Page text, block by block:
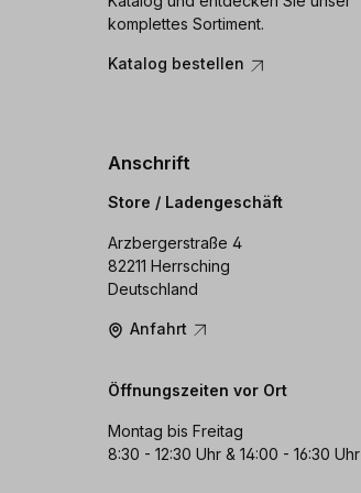
komplettes Sortiment.
Katalog bestellen
Anschrift
Store / Ladengeschäft
Arzbergerstraße 4
82211 Herrsching
Deutschland
Anfahrt
Öffnungszeiten vor Ort
Montag bis Freitag
8:30 - 12:30 Uhr & 14:00 - 16:30 Uhr